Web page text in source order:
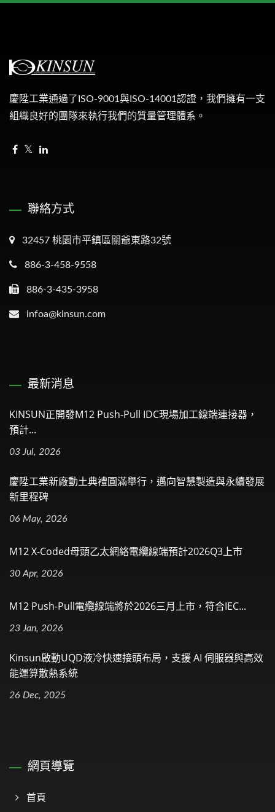
慶陞工業通過了ISO-9001與ISO-14001認證，我們擁有一支
組織良好的團隊來執行我們的質量管理體系。
聯絡方式
32457 桃園市平鎮區關爺東路32號
886-3-458-9558
886-3-435-3958
infoa@kinsun.com
最新消息
KINSUN正開發M12 Push-Pull IDC現場加工線端連接器，
預計...
03 Jul, 2026
慶陞工業新廠動土典禮圓滿舉行，邁向智慧製造與永續發展
新里程碑
06 May, 2026
M12 X-Coded母頭乙太網絡電纜線端預計2026Q3上市
30 Apr, 2026
M12 Push-Pull電纜線端將於2026三月上市，符合IEC...
23 Jan, 2026
Kinsun啟動UQD液冷快速接頭布局，支援 AI 伺服器與高效
能運算散熱系統
26 Dec, 2025
網頁導覽
首頁